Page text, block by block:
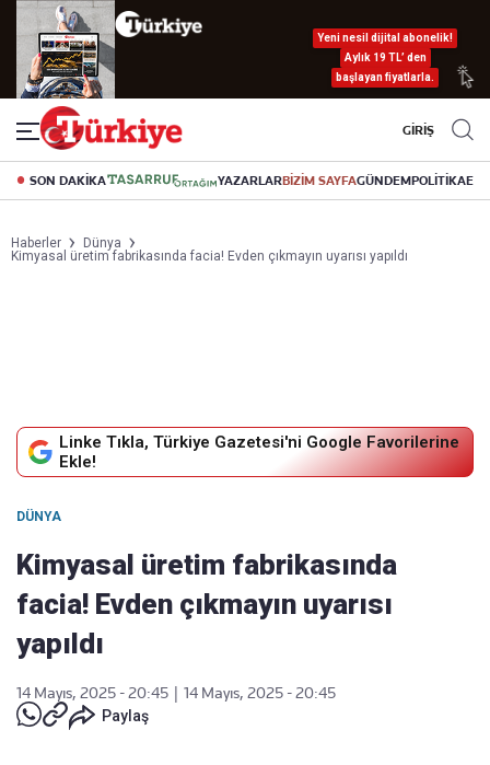
Yeni nesil dijital abonelik!
Aylık 19 TL’ den
başlayan fiyatlarla.
GİRİŞ
SON DAKİKA YAZARLARBİZİM SAYFAGÜNDEMPOLİTİKA
Haberler
Dünya
Kimyasal üretim fabrikasında facia! Evden çıkmayın uyarısı yapıldı
Linke Tıkla, Türkiye Gazetesi'ni Google Favorilerine
Ekle!
DÜNYA
Kimyasal üretim fabrikasında
facia! Evden çıkmayın uyarısı
yapıldı
14 Mayıs, 2025 - 20:45
14 Mayıs, 2025 - 20:45
Paylaş